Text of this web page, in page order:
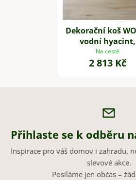
Dekorační koš
vodní hyacint,
54x44x40 cm,
Na cestě
2 813 Kč
Přihlaste se k odběru
Inspirace pro váš domov i zahradu,
slevové akce.
Posíláme jen občas –